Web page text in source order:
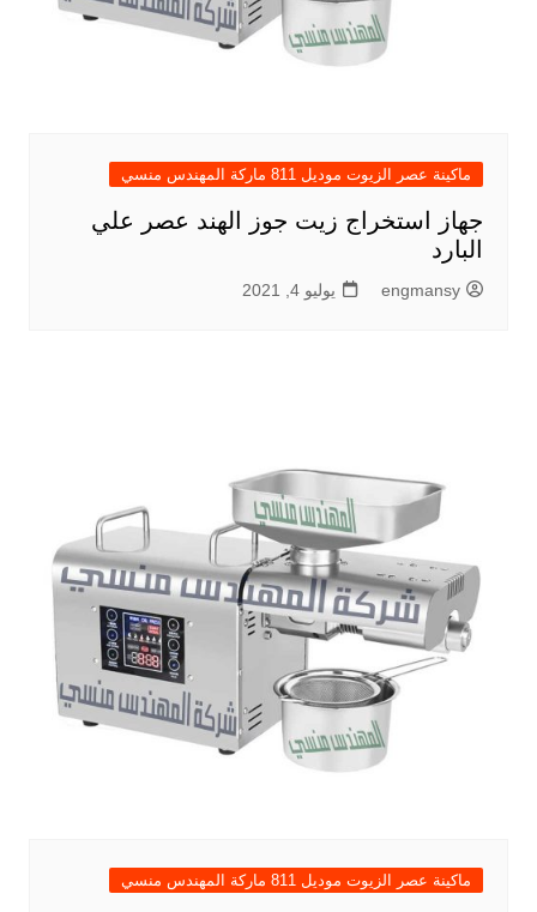
ماكينة عصر الزيوت موديل 811 ماركة المهندس منسي
جهاز استخراج زيت جوز الهند عصر علي
البارد
engmansy يوليو 4, 2021
ماكينة عصر الزيوت موديل 811 ماركة المهندس منسي